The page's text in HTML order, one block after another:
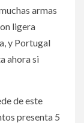
armas
ligera
y Portugal
ahora si
de este
presenta 5